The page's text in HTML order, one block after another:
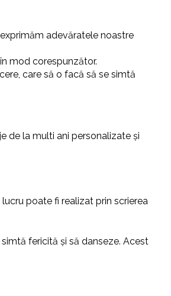
adevăratele noastre
mod corespunzător.
care să o facă să se simtă
de la multi ani personalizate și
poate fi realizat prin scrierea
fericită și să danseze. Acest